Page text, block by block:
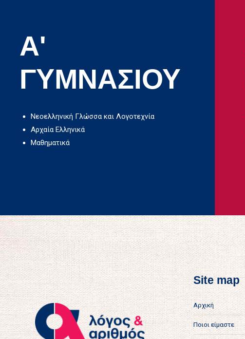
Α'
ΓΥΜΝΑΣΙΟΥ
Νεοελληνική Γλώσσα και Λογοτεχνία
Αρχαία Ελληνικά
Μαθηματικά
Site map
Αρχική
Ποιοι είμαστε